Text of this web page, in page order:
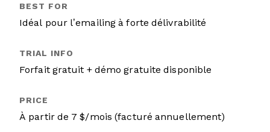
Idéal pour l’emailing à forte délivrabilité
Forfait gratuit + démo gratuite disponible
À partir de 7 $/mois (facturé annuellement)